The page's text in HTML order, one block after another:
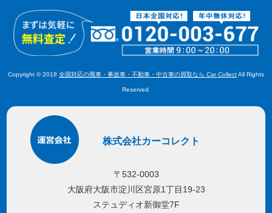
Copyright © 2018 全国対応の廃車・事故車・不動車・中古車の買取なら Car CollectAll Rights
Reserved.
株式会社カーコレクト
〒532-0003
大阪府大阪市淀川区宮原1丁目19-23
ステュディオ新御堂7F